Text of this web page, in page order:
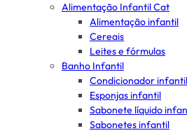
Alimentação Infantil Cat
Alimentação infantil
Cereais
Leites e fórmulas
Banho Infantil
Condicionador infantil
Esponjas infantil
Sabonete líquido
Sabonetes infantil